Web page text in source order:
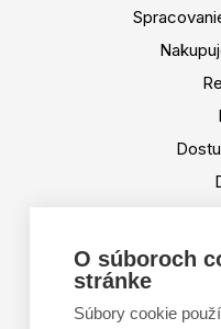
O súboroch
stránke
Súbory cookie